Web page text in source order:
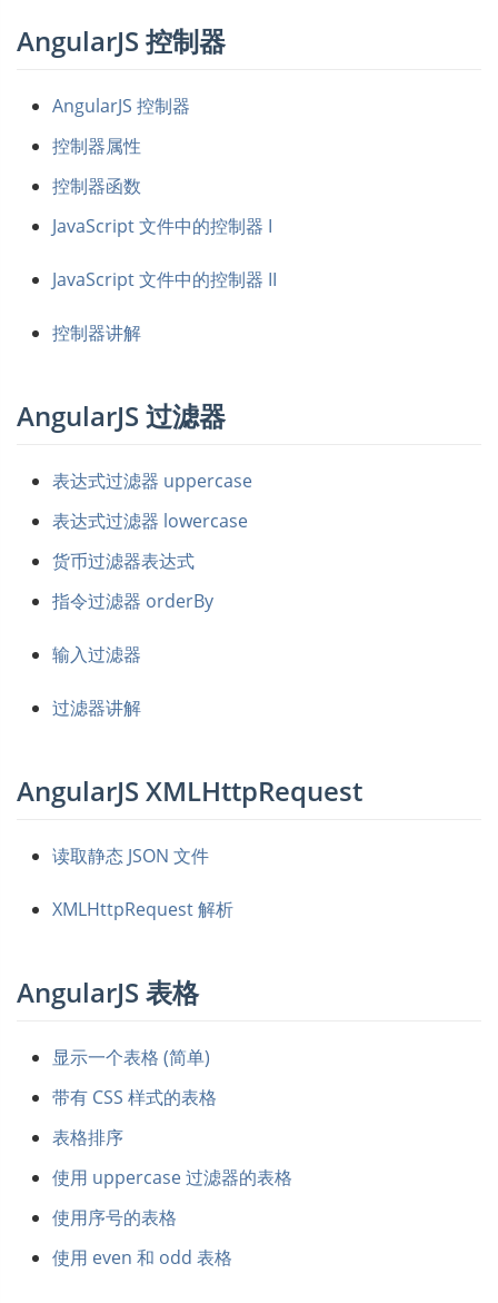
AngularJS 控制器
AngularJS 控制器
控制器属性
控制器函数
JavaScript 文件中的控制器 I
JavaScript 文件中的控制器 II
控制器讲解
AngularJS 过滤器
表达式过滤器 uppercase
表达式过滤器 lowercase
货币过滤器表达式
指令过滤器 orderBy
输入过滤器
过滤器讲解
AngularJS XMLHttpRequest
读取静态 JSON 文件
XMLHttpRequest 解析
AngularJS 表格
显示一个表格 (简单)
带有 CSS 样式的表格
表格排序
使用 uppercase 过滤器的表格
使用序号的表格
使用 even 和 odd 表格